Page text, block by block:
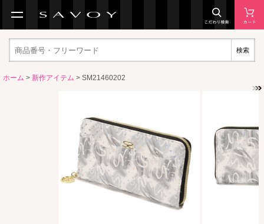
検索
ホーム > 新作アイテム > SM21460202